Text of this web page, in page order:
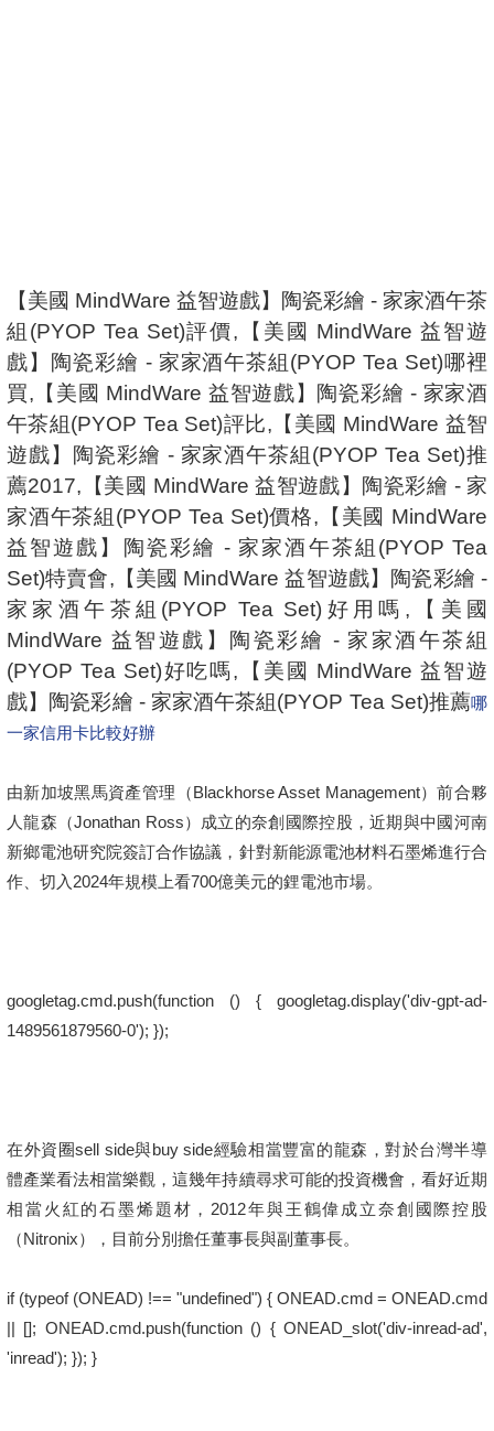
【美國 MindWare 益智遊戲】陶瓷彩繪 - 家家酒午茶
組(PYOP Tea Set)評價,【美國 MindWare 益智遊
戲】陶瓷彩繪 - 家家酒午茶組(PYOP Tea Set)哪裡
買,【美國 MindWare 益智遊戲】陶瓷彩繪 - 家家酒
午茶組(PYOP Tea Set)評比,【美國 MindWare 益智
遊戲】陶瓷彩繪 - 家家酒午茶組(PYOP Tea Set)推
薦2017,【美國 MindWare 益智遊戲】陶瓷彩繪 - 家
家酒午茶組(PYOP Tea Set)價格,【美國 MindWare
益智遊戲】陶瓷彩繪 - 家家酒午茶組(PYOP Tea
Set)特賣會,【美國 MindWare 益智遊戲】陶瓷彩繪 -
家家酒午茶組(PYOP Tea Set)好用嗎,【美國
MindWare 益智遊戲】陶瓷彩繪 - 家家酒午茶組
(PYOP Tea Set)好吃嗎,【美國 MindWare 益智遊
戲】陶瓷彩繪 - 家家酒午茶組(PYOP Tea Set)推薦哪
一家信用卡比較好辦
由新加坡黑馬資產管理（Blackhorse Asset Management）前合夥
人龍森（Jonathan Ross）成立的奈創國際控股，近期與中國河南
新鄉電池研究院簽訂合作協議，針對新能源電池材料石墨烯進行合
作、切入2024年規模上看700億美元的鋰電池市場。
googletag.cmd.push(function () { googletag.display('div-gpt-ad-
1489561879560-0'); });
在外資圈sell side與buy side經驗相當豐富的龍森，對於台灣半導
體產業看法相當樂觀，這幾年持續尋求可能的投資機會，看好近期
相當火紅的石墨烯題材，2012年與王鶴偉成立奈創國際控股
（Nitronix），目前分別擔任董事長與副董事長。
if (typeof (ONEAD) !== "undefined") { ONEAD.cmd = ONEAD.cmd
|| []; ONEAD.cmd.push(function () { ONEAD_slot('div-inread-ad',
'inread'); }); }